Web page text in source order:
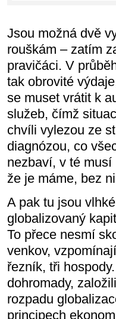
Jsou možná dvě
rouškám – zatím
pravičáci. V
tak obrovité
se muset vrátit k
služeb, čímž
chvíli vylezou ze
diagnózou, co
nezbaví, v té
že je máme, bez
A pak tu jsou
globalizovaný
To přece nesmí
venkov,
řezník, tři
dohromady,
rozpadu
principech